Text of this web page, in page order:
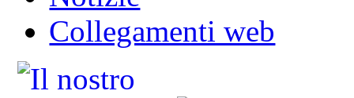
Collegamenti web